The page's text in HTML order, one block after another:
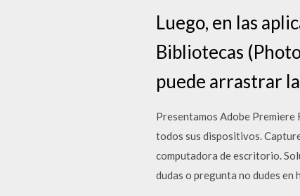
Luego, en las
Bibliotecas
puede arrastrar
Presentamos Adobe Premiere
todos sus dispositivos.
computadora de escritorio.
dudas o pregunta no dudes en